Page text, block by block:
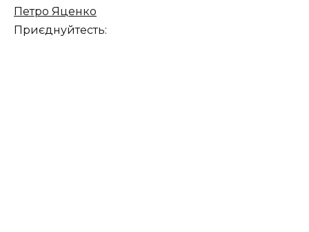
Петро Яценко
Приєднуйтесть: